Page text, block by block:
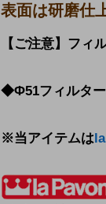
表面は研磨仕
【ご注意】フィ
◆Φ51フィルター
※当アイテムは